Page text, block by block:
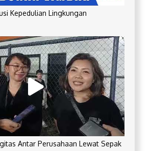
Kepedulian Lingkungan
Antar Perusahaan Lewat Sepak